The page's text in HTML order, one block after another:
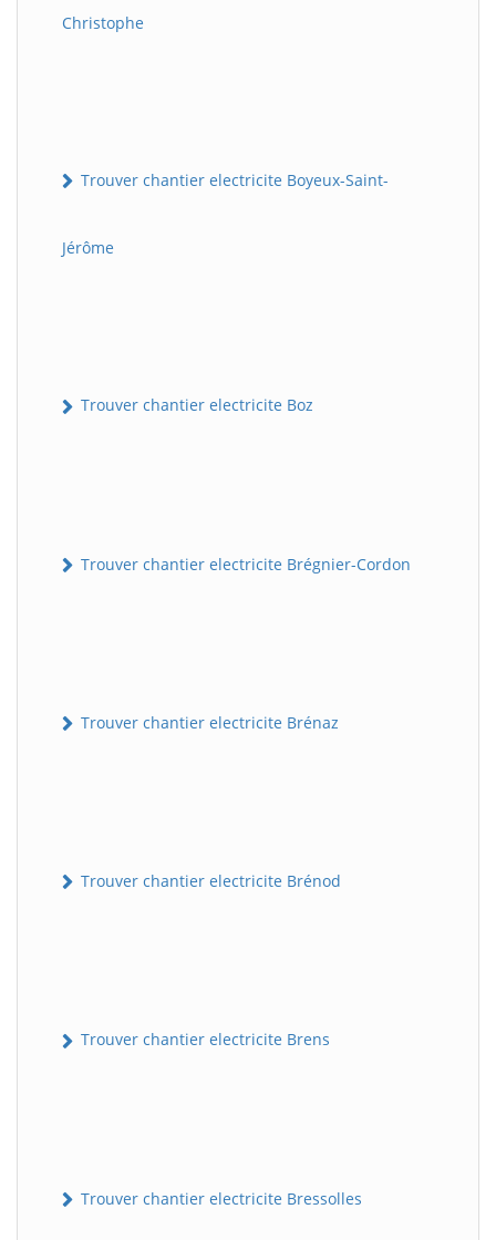
Christophe
Trouver chantier electricite Boyeux-Saint-
Jérôme
Trouver chantier electricite Boz
Trouver chantier electricite Brégnier-Cordon
Trouver chantier electricite Brénaz
Trouver chantier electricite Brénod
Trouver chantier electricite Brens
Trouver chantier electricite Bressolles